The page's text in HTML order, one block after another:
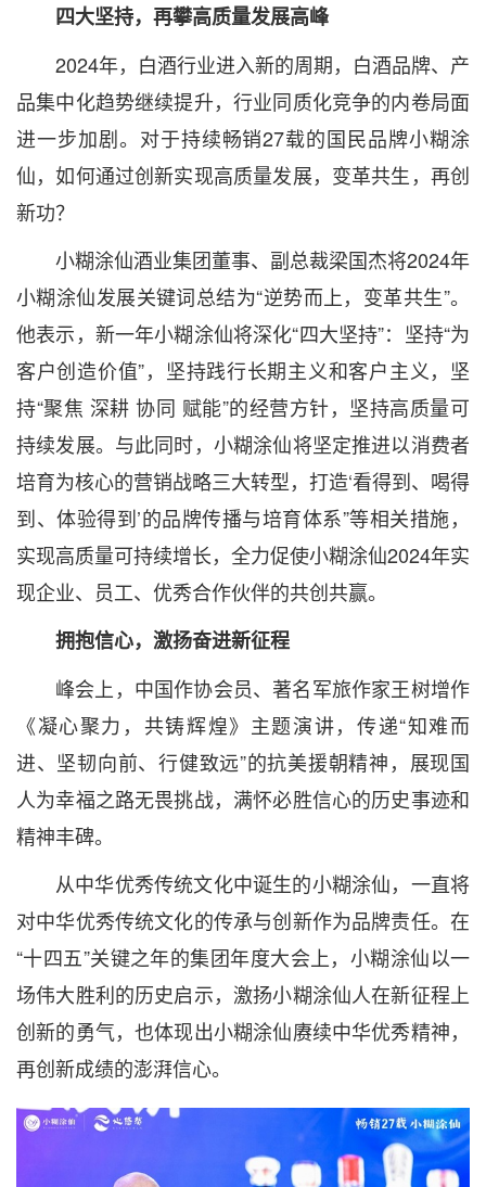
四大坚持，再攀高质量发展高峰
2024年，白酒行业进入新的周期，白酒品牌、产
品集中化趋势继续提升，行业同质化竞争的内卷局面
进一步加剧。对于持续畅销27载的国民品牌小糊涂
仙，如何通过创新实现高质量发展，变革共生，再创
新功？
小糊涂仙酒业集团董事、副总裁梁国杰将2024年
小糊涂仙发展关键词总结为“逆势而上，变革共生”。
他表示，新一年小糊涂仙将深化“四大坚持”：坚持“为
客户创造价值”，坚持践行长期主义和客户主义，坚
持“聚焦 深耕 协同 赋能”的经营方针，坚持高质量可
持续发展。与此同时，小糊涂仙将坚定推进以消费者
培育为核心的营销战略三大转型，打造‘看得到、喝得
到、体验得到’的品牌传播与培育体系”等相关措施，
实现高质量可持续增长，全力促使小糊涂仙2024年实
现企业、员工、优秀合作伙伴的共创共赢。
拥抱信心，激扬奋进新征程
峰会上，中国作协会员、著名军旅作家王树增作
《凝心聚力，共铸辉煌》主题演讲，传递“知难而
进、坚韧向前、行健致远”的抗美援朝精神，展现国
人为幸福之路无畏挑战，满怀必胜信心的历史事迹和
精神丰碑。
从中华优秀传统文化中诞生的小糊涂仙，一直将
对中华优秀传统文化的传承与创新作为品牌责任。在
“十四五”关键之年的集团年度大会上，小糊涂仙以一
场伟大胜利的历史启示，激扬小糊涂仙人在新征程上
创新的勇气，也体现出小糊涂仙赓续中华优秀精神，
再创新成绩的澎湃信心。